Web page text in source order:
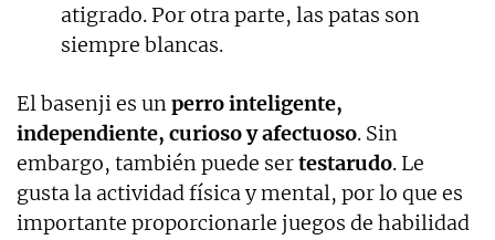
atigrado. Por otra parte, las patas son
siempre blancas.
El basenji es unperro inteligente,
independiente, curioso y afectuoso. Sin
embargo, también puede sertestarudo. Le
gusta la actividad física y mental, por lo que es
importante proporcionarle juegos de habilidad